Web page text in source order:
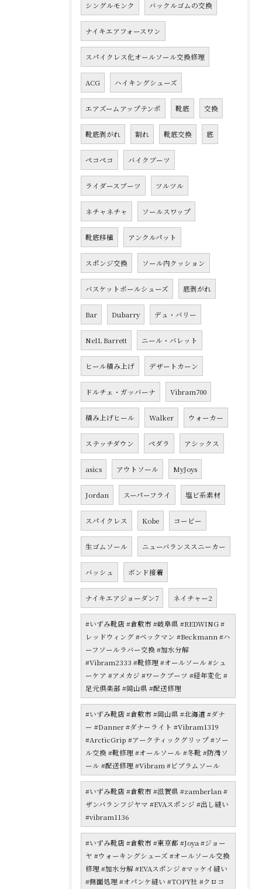
シングルモンク バックルゴムの交換
ナイキエアフォースワン
スパイクレス化オールソール交換修理
ACG ハイキングシューズ
エアズームアップテンポ 靴底 交換
靴底剥がれ 割れ 靴底交換 底
ペコペコ バイクブーツ
ライダースブーツ ツルツル
ネチャネチャ ソールスワップ
靴底移植 アンクルパット
スポンジ交換 ソール内クッション
バスケットボールシューズ 底剥がれ
Bar Dubarry デュ・バリー
NeIL Barrett ニール・バレット
ヒール積み上げ デザートカーン
ドルチェ・ガッバーナ Vibram700
積み上げヒール Walker ウォーカー
ステッチダウン ペダラ アシックス
asics アウトソール MyJoys
Jordan スーパーフライ 塩ビ系素材
スパイクレス Kobe コービー
生ゴムソール ニューバランススニーカー
バッシュ ボンド接着
ナイキエアジョーダン7 ネイチャー2
#いずみ靴店 #倉敷市 #岐阜県 #REDWING #
レッドウィング #ベックマン #Beckmann #ハ
ーフソールラバー交換 #加水分解
#Vibram2333 #靴修理 #オールソール #シュ
ーケア #アメカジ #ワークブーツ #経年変化 #
足元倶楽部 #岡山県 #配送修理
#いずみ靴店 #倉敷市 #岡山県 #北海道 #ダナ
ー #Danner #ダナーライト #Vibram1319
#ArcticGrip #アークティックグリップ #ソー
ル交換 #靴修理 #オールソール #冬靴 #防滑ソ
ール #配送修理 #Vibram #ビブラムソール
#いずみ靴店 #倉敷市 #滋賀県 #zamberlan #
ザンバランフジヤマ #EVAスポンジ #出し縫い
#vibram1136
#いずみ靴店 #倉敷市 #東京都 #Joya #ジョー
ヤ #ウォーキングシューズ #オールソール交換
修理 #加水分解 #EVAスポンジ #マッケイ縫い
#側面処理 #オパンケ縫い #TOPY社 #クロコ